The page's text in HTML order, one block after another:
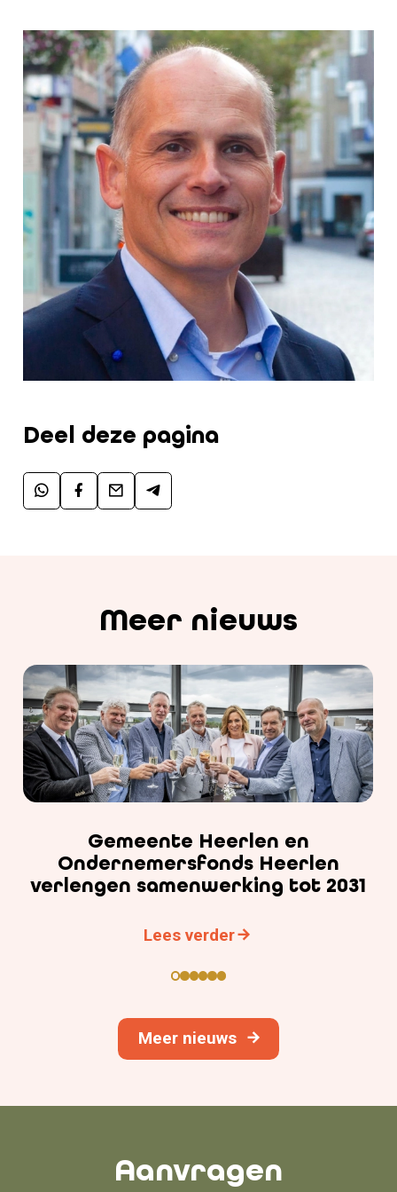
Deel deze pagina
Meer nieuws
Gemeente Heerlen en
Ondernemersfonds Heerlen
verlengen samenwerking tot 2031
Lees verder
Meer nieuws
Aanvragen